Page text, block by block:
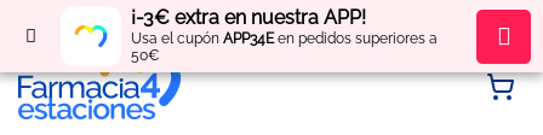
¡-3€ extra en nuestra APP!
Usa el cupón APP34Een pedidos superiores a
50€
Regístratey obténpuntos por tus compras